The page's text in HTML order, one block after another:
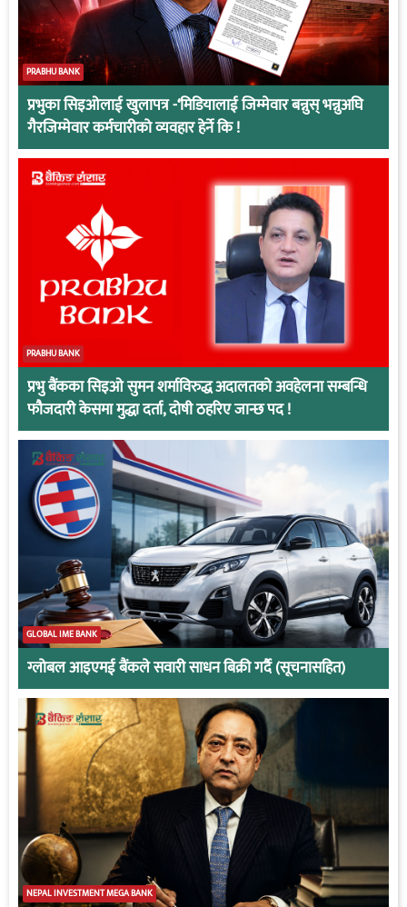
PRABHU BANK
प्रभुका सिइओलाई खुलापत्र -‘मिडियालाई जिम्मेवार बन्नुस् भन्नुअघि
गैरजिम्मेवार कर्मचारीको व्यवहार हेर्ने कि !
PRABHU BANK
प्रभु बैंकका सिइओ सुमन शर्माविरुद्ध अदालतको अवहेलना सम्बन्धि
फौजदारी केसमा मुद्धा दर्ता, दोषी ठहरिए जान्छ पद !
GLOBAL IME BANK
ग्लोबल आइएमई बैंकले सवारी साधन बिक्री गर्दै (सूचनासहित)
NEPAL INVESTMENT MEGA BANK